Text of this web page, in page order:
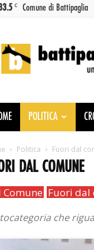
C Comune di Battipaglia
News
POLITICA
Politica Fuori dal
DAL COMUNE
Comune Fuori dal
che